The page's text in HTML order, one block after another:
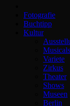
Fotografie
Buchtipp
Kultur
Musicals
Variete
Zirkus
Theater
Shows
Museen
Berlin